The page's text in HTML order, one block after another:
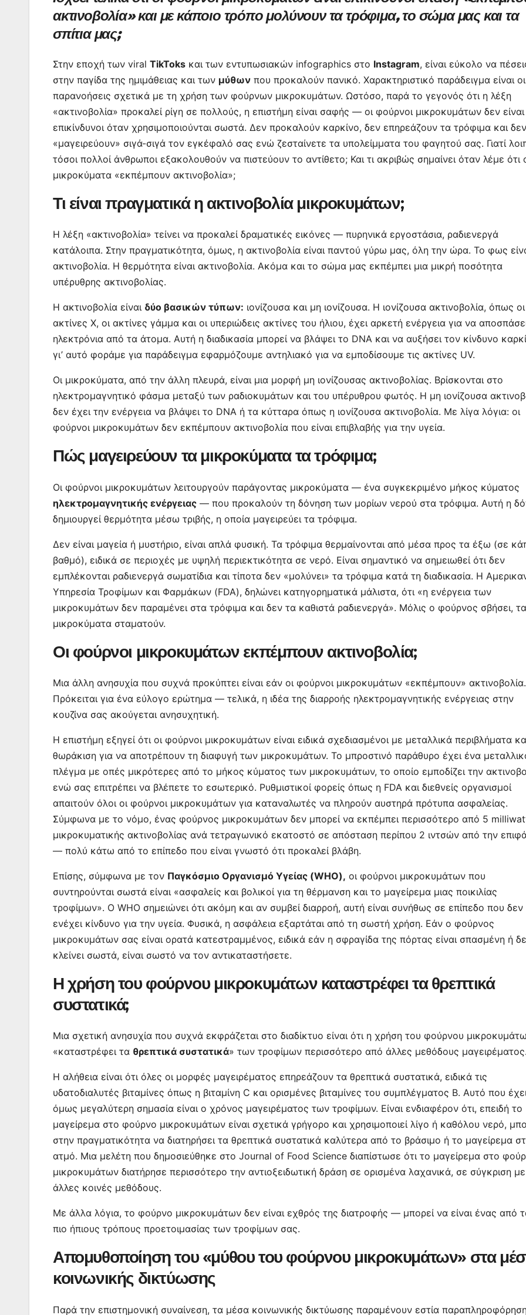
e
b
o
o
k
er s
A
p
p
l
e s
n
g
er
gr
m
α
τε
ίτ
ε
ακτινοβολία» και με κάποιο τρόπο μολύνουν τα τρόφιμα, το σώμα μας και τα
σπίτια μας;
Στην εποχή των viral TikToks και των εντυπωσιακών infographics στο Instagram, είναι εύκολο να
στην παγίδα της ημιμάθειας και των μύθων που προκαλούν πανικό. Χαρακτηριστικό παράδειγμα είναι οι
παρανοήσεις σχετικά με τη χρήση των φούρνων μικροκυμάτων. Ωστόσο, παρά το γεγονός ότι η λέξη
«ακτινοβολία» προκαλεί ρίγη σε πολλούς, η επιστήμη είναι σαφής — οι φούρνοι μικροκυμάτων δεν είναι
επικίνδυνοι όταν χρησιμοποιούνται σωστά. Δεν προκαλούν καρκίνο, δεν επηρεάζουν τα τρόφιμα και δεν
«μαγειρεύουν» σιγά-σιγά τον εγκέφαλό σας ενώ ζεσταίνετε τα υπολείμματα του φαγητού σας. Γιατί
τόσοι πολλοί άνθρωποι εξακολουθούν να πιστεύουν το αντίθετο; Και τι ακριβώς σημαίνει όταν λέμε ότι
μικροκύματα «εκπέμπουν ακτινοβολία»;
Τι είναι πραγματικά η ακτινοβολία μικροκυμάτων;
Η λέξη «ακτινοβολία» τείνει να προκαλεί δραματικές εικόνες — πυρηνικά εργοστάσια, ραδιενεργά
κατάλοιπα. Στην πραγματικότητα, όμως, η ακτινοβολία είναι παντού γύρω μας, όλη την ώρα. Το φως
ακτινοβολία. Η θερμότητα είναι ακτινοβολία. Ακόμα και το σώμα μας εκπέμπει μια μικρή ποσότητα
υπέρυθρης ακτινοβολίας.
Η ακτινοβολία είναι δύο βασικών τύπων: ιονίζουσα και μη ιονίζουσα. Η ιονίζουσα ακτινοβολία, όπως οι
ακτίνες Χ, οι ακτίνες γάμμα και οι υπεριώδεις ακτίνες του ήλιου, έχει αρκετή ενέργεια για να
ηλεκτρόνια από τα άτομα. Αυτή η διαδικασία μπορεί να βλάψει το DNA και να αυξήσει τον κίνδυνο
γι’ αυτό φοράμε για παράδειγμα εφαρμόζουμε αντηλιακό για να εμποδίσουμε τις ακτίνες UV.
Οι μικροκύματα, από την άλλη πλευρά, είναι μια μορφή μη ιονίζουσας ακτινοβολίας. Βρίσκονται στο
ηλεκτρομαγνητικό φάσμα μεταξύ των ραδιοκυμάτων και του υπέρυθρου φωτός. Η μη ιονίζουσα
δεν έχει την ενέργεια να βλάψει το DNA ή τα κύτταρα όπως η ιονίζουσα ακτινοβολία. Με λίγα λόγια: οι
φούρνοι μικροκυμάτων δεν εκπέμπουν ακτινοβολία που είναι επιβλαβής για την υγεία.
Πώς μαγειρεύουν τα μικροκύματα τα τρόφιμα;
Οι φούρνοι μικροκυμάτων λειτουργούν παράγοντας μικροκύματα — ένα συγκεκριμένο μήκος κύματος
ηλεκτρομαγνητικής ενέργειας — που προκαλούν τη δόνηση των μορίων νερού στα τρόφιμα. Αυτή η
δημιουργεί θερμότητα μέσω τριβής, η οποία μαγειρεύει τα τρόφιμα.
Δεν είναι μαγεία ή μυστήριο, είναι απλά φυσική. Τα τρόφιμα θερμαίνονται από μέσα προς τα έξω (σε
βαθμό), ειδικά σε περιοχές με υψηλή περιεκτικότητα σε νερό. Είναι σημαντικό να σημειωθεί ότι δεν
εμπλέκονται ραδιενεργά σωματίδια και τίποτα δεν «μολύνει» τα τρόφιμα κατά τη διαδικασία. Η
Υπηρεσία Τροφίμων και Φαρμάκων (FDA), δηλώνει κατηγορηματικά μάλιστα, ότι «η ενέργεια των
μικροκυμάτων δεν παραμένει στα τρόφιμα και δεν τα καθιστά ραδιενεργά». Μόλις ο φούρνος σβήσει, τα
μικροκύματα σταματούν.
Οι φούρνοι μικροκυμάτων εκπέμπουν ακτινοβολία;
Μια άλλη ανησυχία που συχνά προκύπτει είναι εάν οι φούρνοι μικροκυμάτων «εκπέμπουν» ακτινοβολία.
Πρόκειται για ένα εύλογο ερώτημα — τελικά, η ιδέα της διαρροής ηλεκτρομαγνητικής ενέργειας στην
κουζίνα σας ακούγεται ανησυχητική.
Η επιστήμη εξηγεί ότι οι φούρνοι μικροκυμάτων είναι ειδικά σχεδιασμένοι με μεταλλικά περιβλήματα
θωράκιση για να αποτρέπουν τη διαφυγή των μικροκυμάτων. Το μπροστινό παράθυρο έχει ένα
πλέγμα με οπές μικρότερες από το μήκος κύματος των μικροκυμάτων, το οποίο εμποδίζει την
ενώ σας επιτρέπει να βλέπετε το εσωτερικό. Ρυθμιστικοί φορείς όπως η FDA και διεθνείς οργανισμοί
απαιτούν όλοι οι φούρνοι μικροκυμάτων για καταναλωτές να πληρούν αυστηρά πρότυπα ασφαλείας.
Σύμφωνα με το νόμο, ένας φούρνος μικροκυμάτων δεν μπορεί να εκπέμπει περισσότερο από 5
μικροκυματικής ακτινοβολίας ανά τετραγωνικό εκατοστό σε απόσταση περίπου 2 ιντσών από την
— πολύ κάτω από το επίπεδο που είναι γνωστό ότι προκαλεί βλάβη.
Επίσης, σύμφωνα με τον Παγκόσμιο Οργανισμό Υγείας (WHO), οι φούρνοι μικροκυμάτων που
συντηρούνται σωστά είναι «ασφαλείς και βολικοί για τη θέρμανση και το μαγείρεμα μιας ποικιλίας
τροφίμων». Ο WHO σημειώνει ότι ακόμη και αν συμβεί διαρροή, αυτή είναι συνήθως σε επίπεδο που δεν
ενέχει κίνδυνο για την υγεία. Φυσικά, η ασφάλεια εξαρτάται από τη σωστή χρήση. Εάν ο φούρνος
μικροκυμάτων σας είναι ορατά κατεστραμμένος, ειδικά εάν η σφραγίδα της πόρτας είναι σπασμένη ή
κλείνει σωστά, είναι σωστό να τον αντικαταστήσετε.
Η χρήση του φούρνου μικροκυμάτων καταστρέφει τα θρεπτικά
συστατικά;
Μια σχετική ανησυχία που συχνά εκφράζεται στο διαδίκτυο είναι ότι η χρήση του φούρνου
«καταστρέφει τα θρεπτικά συστατικά» των τροφίμων περισσότερο από άλλες μεθόδους μαγειρέματος.
Η αλήθεια είναι ότι όλες οι μορφές μαγειρέματος επηρεάζουν τα θρεπτικά συστατικά, ειδικά τις
υδατοδιαλυτές βιταμίνες όπως η βιταμίνη C και ορισμένες βιταμίνες του συμπλέγματος Β. Αυτό που
όμως μεγαλύτερη σημασία είναι ο χρόνος μαγειρέματος των τροφίμων. Είναι ενδιαφέρον ότι, επειδή το
μαγείρεμα στο φούρνο μικροκυμάτων είναι σχετικά γρήγορο και χρησιμοποιεί λίγο ή καθόλου νερό,
στην πραγματικότητα να διατηρήσει τα θρεπτικά συστατικά καλύτερα από το βράσιμο ή το μαγείρεμα
ατμό. Μια μελέτη που δημοσιεύθηκε στο Journal of Food Science διαπίστωσε ότι το μαγείρεμα στο
μικροκυμάτων διατήρησε περισσότερο την αντιοξειδωτική δράση σε ορισμένα λαχανικά, σε σύγκριση με
άλλες κοινές μεθόδους.
Με άλλα λόγια, το φούρνο μικροκυμάτων δεν είναι εχθρός της διατροφής — μπορεί να είναι ένας από
πιο ήπιους τρόπους προετοιμασίας των τροφίμων σας.
Απομυθοποίηση του «μύθου του φούρνου μικροκυμάτων» στα
κοινωνικής δικτύωσης
Παρά την επιστημονική συναίνεση, τα μέσα κοινωνικής δικτύωσης παραμένουν εστία